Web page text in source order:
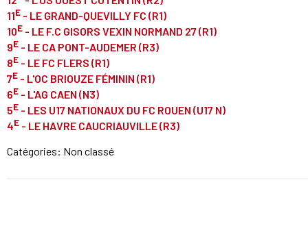
11E - LE GRAND-QUEVILLY FC (R1)
10E - LE F.C GISORS VEXIN NORMAND 27(R1)
9E - LE CA PONT-AUDEMER (R3)
8E - LE FC FLERS (R1)
7E - L'OC BRIOUZE FÉMININ (R1)
6E - L'AG CAEN (N3)
5E - LES U17 NATIONAUX DU FC ROUEN (U17 N)
4E - LE HAVRE CAUCRIAUVILLE (R3)
Catégories: Non classé